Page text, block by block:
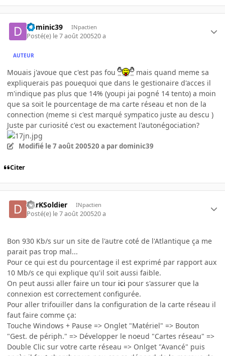
dominic39 INpactien
Posté(e) le 7 août 200520 a
AUTEUR
Mouais j'avoue que c'est pas fou
mais quand meme sa
expliquerais pas pouequoi que dans le gestionaire d'acces il
m'indique pas plus que 14% (youpi jai pogné 14 tento) a moin
que sa soit le pourcentage de ma carte réseau et non de la
connection (meme si c'est marqué sympatico juste au descu )
Juste par curiosité c'est ou exactement l'autonégociation?
Modifié le 7 août 200520 a par dominic39
Citer
DarKSoldier INpactien
Posté(e) le 7 août 200520 a
Bon 930 Kb/s sur un site de l'autre coté de l'Atlantique ça me
parait pas trop mal...
Pour ce qui est du pourcentage il est exprimé par rapport aux
10 Mb/s ce qui explique qu'il soit aussi faible.
On peut aussi aller faire un tour ici pour s'assurer que la
connexion est correctement configurée.
Pour aller trifouiller dans la configuration de la carte réseau il
faut faire comme ça:
Touche Windows + Pause => Onglet "Matériel" => Bouton
"Gest. de périph." => Développer le noeud "Cartes réseau" =>
Double Clic sur votre carte réseau => Onlget "Avancé" puis